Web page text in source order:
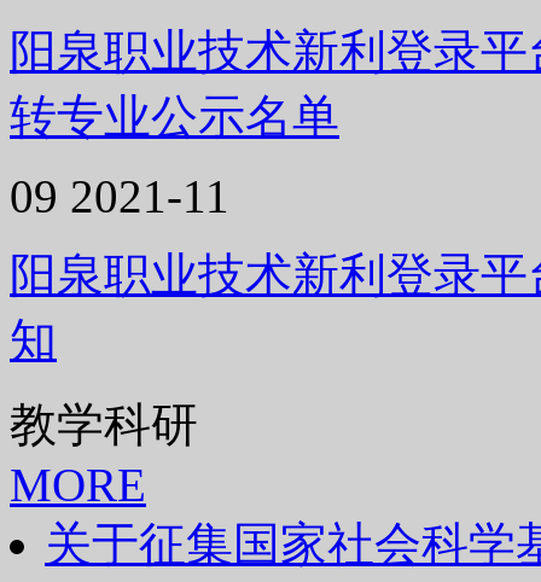
阳泉职业技术新利登录
转专业公示名单
09 2021-11
阳泉职业技术新利登录
知
教学科研
MORE
关于征集国家社会科学